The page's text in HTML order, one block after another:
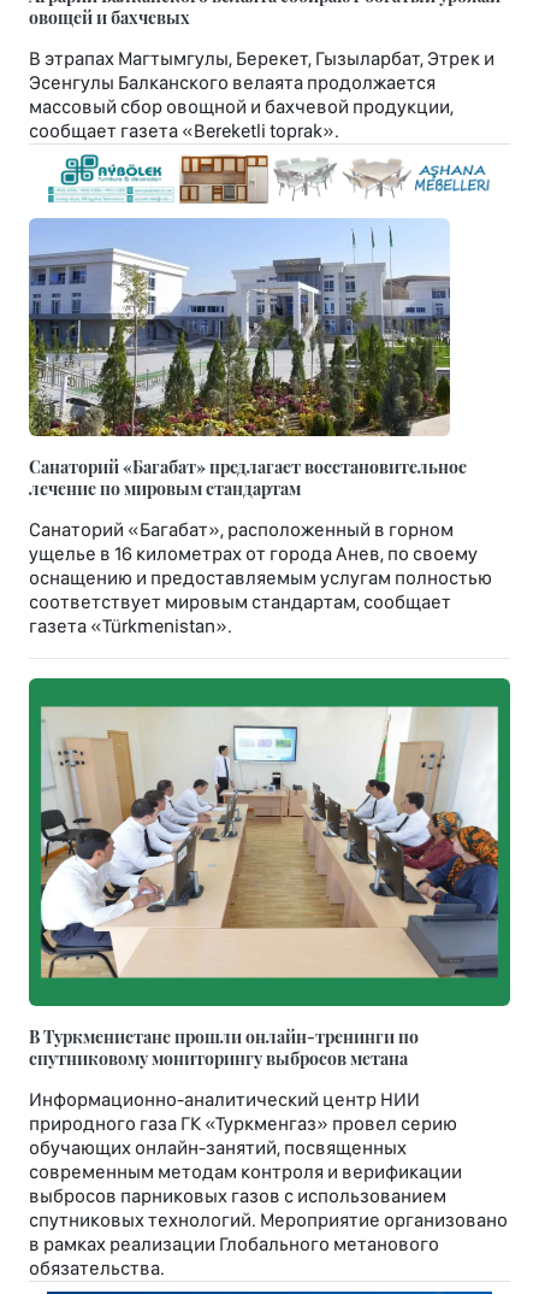
овощей и бахчевых
В этрапах Магтымгулы, Берекет, Гызыларбат, Этрек и
Эсенгулы Балканского велаята продолжается
массовый сбор овощной и бахчевой продукции,
сообщает газета «Bereketli toprak».
Санаторий «Багабат» предлагает восстановительное
лечение по мировым стандартам
Санаторий «Багабат», расположенный в горном
ущелье в 16 километрах от города Анев, по своему
оснащению и предоставляемым услугам полностью
соответствует мировым стандартам, сообщает
газета «Türkmenistan».
В Туркменистане прошли онлайн-тренинги по
спутниковому мониторингу выбросов метана
Информационно-аналитический центр НИИ
природного газа ГК «Туркменгаз» провел серию
обучающих онлайн-занятий, посвященных
современным методам контроля и верификации
выбросов парниковых газов с использованием
спутниковых технологий. Мероприятие организовано
в рамках реализации Глобального метанового
обязательства.